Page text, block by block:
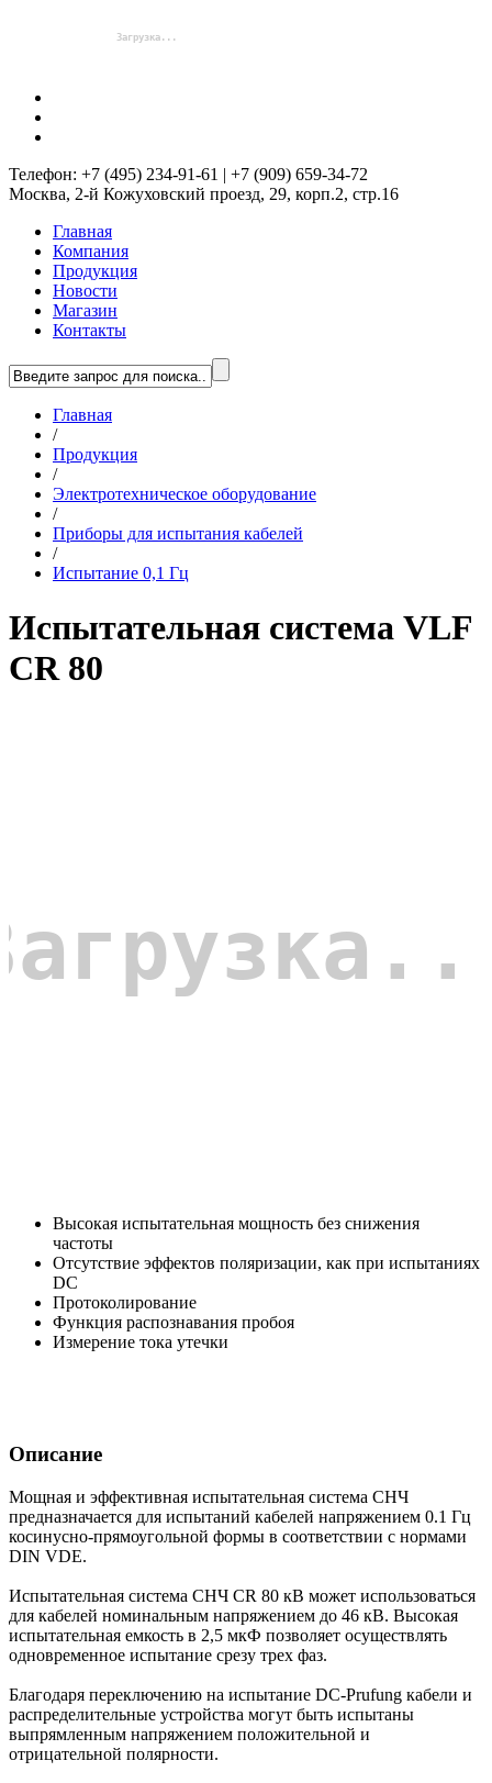
Телефон: +7 (495) 234-91-61 | +7 (909) 659-34-72
Москва, 2-й Кожуховский проезд, 29, корп.2, стр.16
Главная
Компания
Продукция
Новости
Магазин
Контакты
Главная
/
Продукция
/
Электротехническое оборудование
/
Приборы для испытания кабелей
/
Испытание 0,1 Гц
Испытательная система VLF
CR 80
Высокая испытательная мощность без снижения
частоты
Отсутствие эффектов поляризации, как при испытаниях
DC
Протоколирование
Функция распознавания пробоя
Измерение тока утечки
Описание
Мощная и эффективная испытательная система СНЧ
предназначается для испытаний кабелей напряжением 0.1 Гц
косинусно-прямоугольной формы в соответствии с нормами
DIN VDE.
Испытательная система СНЧ CR 80 кВ может использоваться
для кабелей номинальным напряжением до 46 кВ. Высокая
испытательная емкость в 2,5 мкФ позволяет осуществлять
одновременное испытание срезу трех фаз.
Благодаря переключению на испытание DC-Prufung кабели и
распределительные устройства могут быть испытаны
выпрямленным напряжением положительной и
отрицательной полярности.